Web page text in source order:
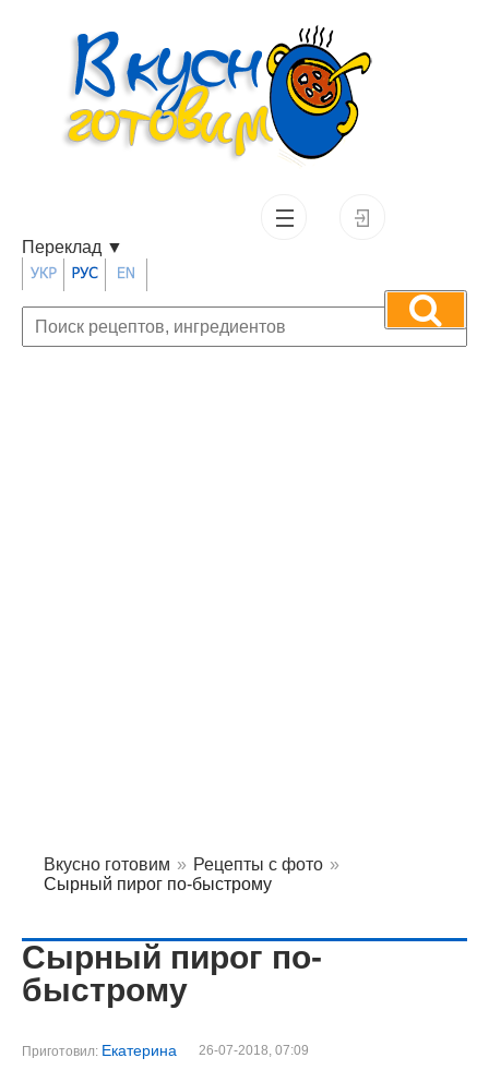
Переклад ▼
Вкусно готовим » Рецепты с фото »
Сырный пирог по-быстрому
Сырный пирог по-
быстрому
Приготовил: Екатерина 26-07-2018, 07:09